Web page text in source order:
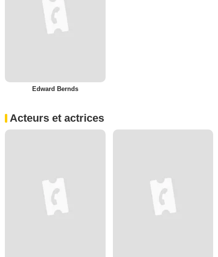
Edward Bernds
Acteurs et actrices